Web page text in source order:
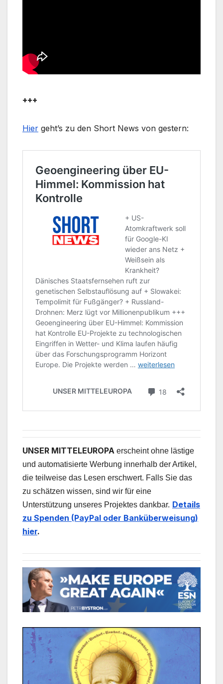
+++
Hier geht’s zu den Short News von gestern:
UNSER MITTELEUROPA erscheint ohne lästige
und automatisierte Werbung innerhalb der Artikel,
die teilweise das Lesen erschwert. Falls Sie das
zu schätzen wissen, sind wir für eine
Unterstützung unseres Projektes dankbar. Details
zu Spenden (PayPal oder Banküberweisung)
hier.